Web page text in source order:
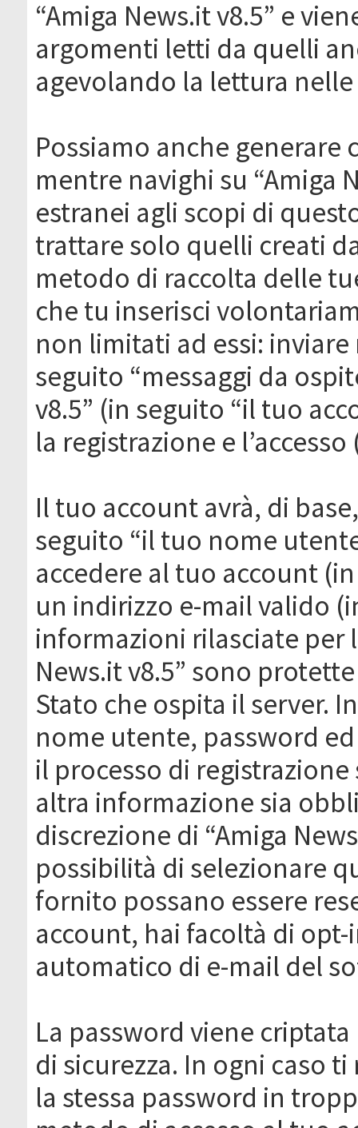
“Amiga News.it v8.5” e
argomenti letti da quelli
agevolando la lettura
Possiamo anche
mentre navighi su “Amiga
estranei agli scopi di
trattare solo quelli creati
metodo di raccolta delle
che tu inserisci
non limitati ad essi:
seguito “messaggi da
v8.5” (in seguito “il tuo
la registrazione e
Il tuo account avrà, di
seguito “il tuo nome
accedere al tuo account
un indirizzo e-mail valido
informazioni rilasciate per
News.it v8.5” sono
Stato che ospita il server.
nome utente, password
il processo di registrazione
altra informazione sia
discrezione di “Amiga
possibilità di selezionare
fornito possano essere
account, hai facoltà di
automatico di e-mail del
La password viene
di sicurezza. In ogni caso
la stessa password in